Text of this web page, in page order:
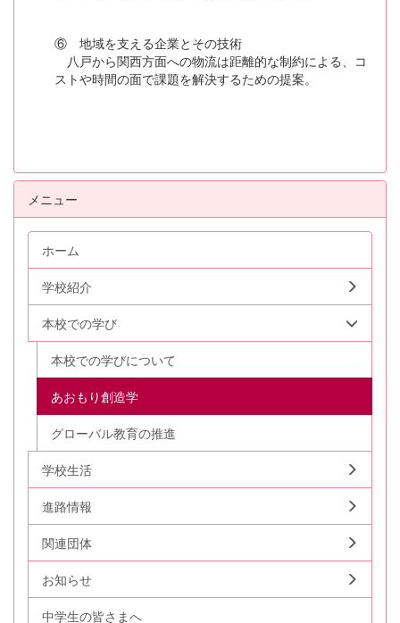
⑥ 地域を支える企業とその技術
八戸から関西方面への物流は距離的な制約による、コ
ストや時間の面で課題を解決するための提案。
メニュー
ホーム
学校紹介
本校での学び
本校での学びについて
あおもり創造学
グローバル教育の推進
学校生活
進路情報
関連団体
お知らせ
中学生の皆さまへ